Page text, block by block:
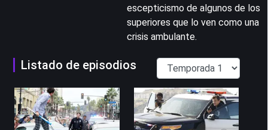
escepticismo de algunos de los
superiores que lo ven como una
crisis ambulante.
Listado de episodios